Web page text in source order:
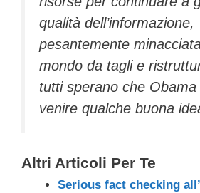
qualità dell’informazione,
pesantemente
mondo da tagli e
tutti sperano che
venire qualche buona
Altri Articoli Per Te
Serious fact checking